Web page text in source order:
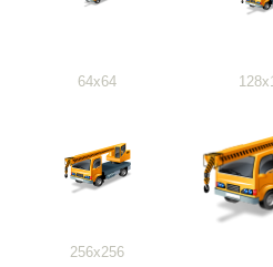
64x64
256x256